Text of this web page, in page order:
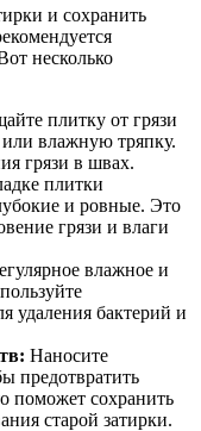
и сохранить
несколько
плитку от грязи
влажную тряпку.
грязи в швах.
плитки
и ровные. Это
грязи и влаги
влажное и
удаления бактерий и
Наносите
предотвратить
поможет сохранить
старой затирки.